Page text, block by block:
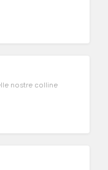
nostre colline